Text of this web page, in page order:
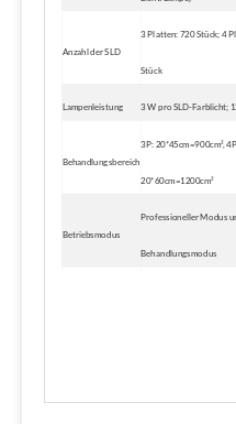
Anzahl der SLD
3 Platten: 720 Stück; 4
Stück
Lampenleistung 3 W pro SLD-Farblicht;
Behandlungsbereich
3P: 20*45cm=900cm²,
20*60cm=1200cm²
Betriebsmodus
Professioneller Modus
Behandlungsmodus